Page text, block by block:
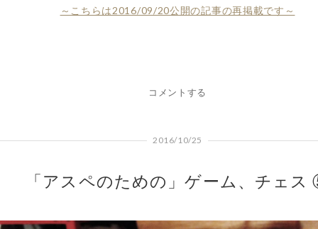
～こちらは2016/09/20公開の記事の再掲載です～
コメントする
2016/10/25
「アスペのための」ゲーム、チェ